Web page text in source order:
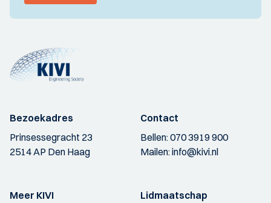
Bezoekadres
Prinsessegracht 23
2514 AP Den Haag
Contact
Bellen:070 3919 900
Mailen:info@kivi.nl
Meer KIVI
Lidmaatschap